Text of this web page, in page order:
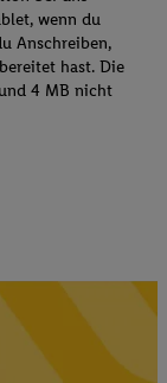
wenn du
Anschreiben,
hast. Die
4 MB nicht